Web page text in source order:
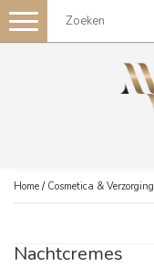
Toggle
navigation
Home / Cosmetica & Verzorging
Nachtcremes